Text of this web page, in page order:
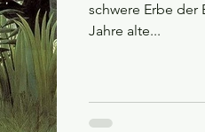
schwere Erbe der Evolution
Jahre alte...